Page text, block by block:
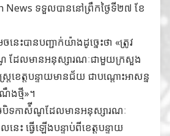
News ទទួលបាននៅព្រឹកថ្ងៃទី២៧ ខែ
នេះបានបញ្ជាក់យ៉ាងដូច្នេះថា «ត្រូវ
ដែលមានអនុស្សារណៈជាមួយក្រសួង
ខេត្តបន្ទាយមានជ័យ ជាបណ្ដោះអាសន្ន
ងថ្មី»។
ចបិទកាស៉ីណូដែលមានអនុស្សារណៈ
ះ ធ្វើឡើងបន្ទាប់ពីខេត្តបន្ទាយ